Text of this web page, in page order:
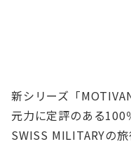
新シリーズ「
元力に定評のある100
SWISS MILITARYの